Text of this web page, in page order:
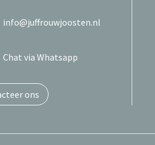
info@juffrouwjoosten.nl
Chat via Whatsapp
ons